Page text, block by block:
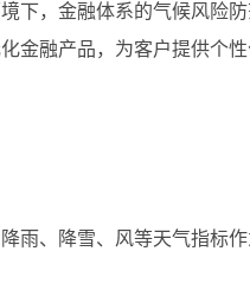
下，金融体系的气候风险
融产品，为客户提供个
、降雪、风等天气指标